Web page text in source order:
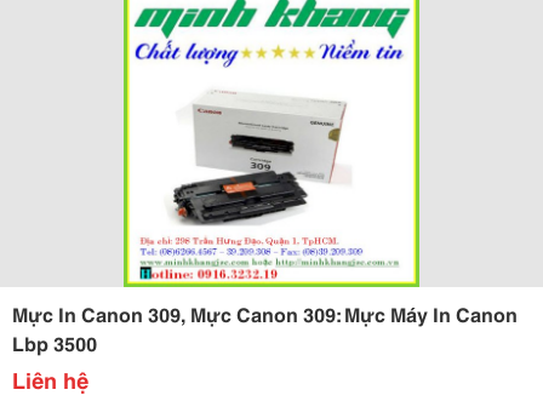
Mực In Canon 309, Mực Canon 309: Mực Máy In Canon
Lbp 3500
Liên hệ